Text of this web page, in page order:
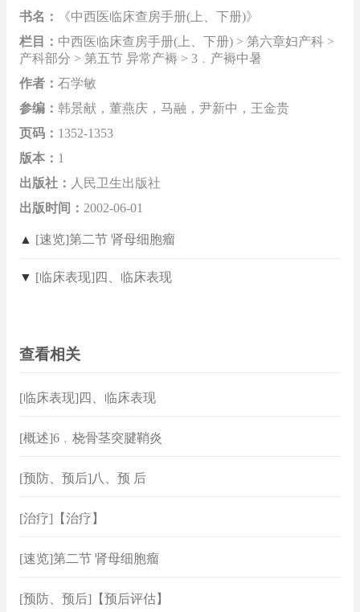
书名：
《中西医临床查房手册(上、下册)》
栏目： 中西医临床查房手册(上、下册) > 第六章妇产科 >
产科部分 > 第五节 异常产褥 > 3﹒产褥中暑
作者： 石学敏
参编： 韩景献，董燕庆，马融，尹新中，王金贵
页码： 1352-1353
版本： 1
出版社： 人民卫生出版社
出版时间： 2002-06-01
▲ [速览]第二节 肾母细胞瘤
▼ [临床表现]四、临床表现
查看相关
[临床表现]四、临床表现
[概述]6﹒桡骨茎突腱鞘炎
[预防、预后]八、预 后
[治疗]【治疗】
[速览]第二节 肾母细胞瘤
[预防、预后]【预后评估】